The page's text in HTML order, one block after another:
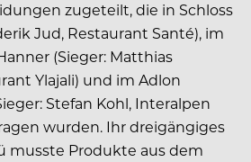
zugeteilt, die in Schloss
Jud, Restaurant Santé), im
(Sieger: Matthias
Ylajali) und im Adlon
Stefan Kohl, Interalpen
wurden. Ihr dreigängiges
musste Produkte aus dem